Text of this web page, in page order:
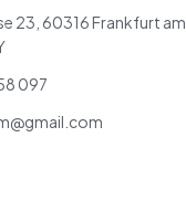
23, 60316 Frankfurt am
097